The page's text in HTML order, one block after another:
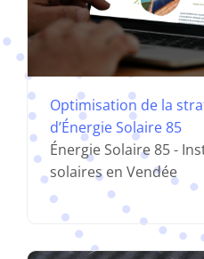
Optimisation de la
d’Énergie Solaire 85
Énergie Solaire 85 -
solaires en Vendée
Recherche,
d’un chatbot